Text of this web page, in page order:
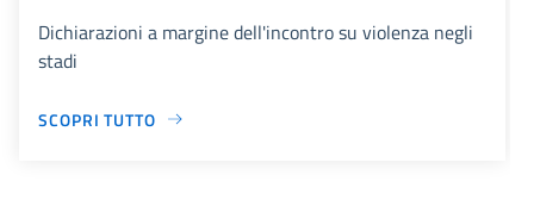
Dichiarazioni a margine dell'incontro su violenza negli
stadi
SCOPRI TUTTO